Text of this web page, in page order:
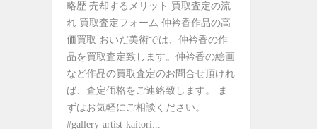
略歴 売却するメリット 買取査定の流
れ 買取査定フォーム 仲衿香作品の高
価買取 おいだ美術では、仲衿香の作
品を買取査定致します。仲衿香の絵画
など作品の買取査定のお問合せ頂けれ
ば、査定価格をご連絡致します。 ま
ずはお気軽にご相談ください。
#gallery-artist-kaitori...